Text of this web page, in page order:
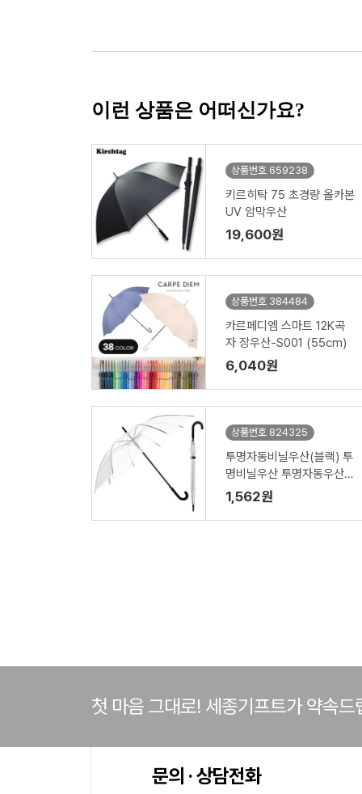
이런 상품은 어떠신가요?
상품번호 659238
키르히탁 75 초경량 올카본
UV 암막우산
19,600원
상품번호 384484
카르페디엠 스마트 12K곡
자 장우산-S001 (55cm)
6,040원
상품번호 824325
투명자동비닐우산(블랙) 투
명비닐우산 투명자동우산 /
인쇄제작가능(53-8K)
1,562원
첫 마음 그대로! 세종기프트가 약속드
문의 · 상담전화